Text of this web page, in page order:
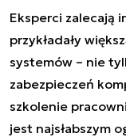
Eksperci zalecają
przykładały
systemów – nie
zabezpieczeń
szkolenie
jest najsłabszym